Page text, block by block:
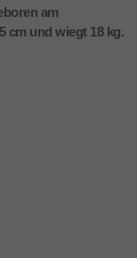
am
cm und wiegt 18 kg.